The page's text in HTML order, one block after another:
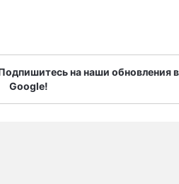
на наши обновления в
Google!